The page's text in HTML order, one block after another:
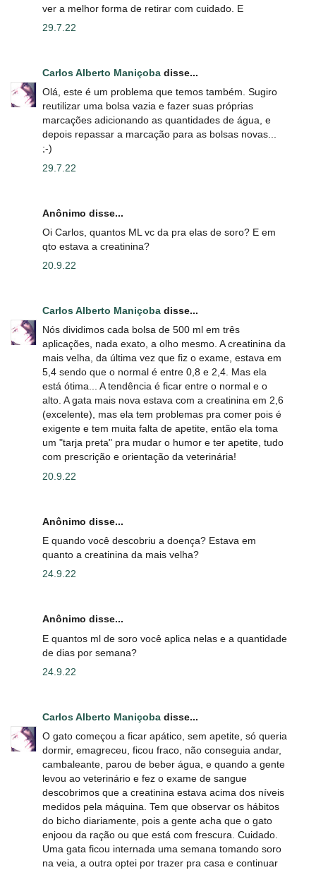
ver a melhor forma de retirar com cuidado. E
29.7.22
Carlos Alberto Maniçoba disse...
Olá, este é um problema que temos também. Sugiro
reutilizar uma bolsa vazia e fazer suas próprias
marcações adicionando as quantidades de água, e
depois repassar a marcação para as bolsas novas...
;-)
29.7.22
Anônimo disse...
Oi Carlos, quantos ML vc da pra elas de soro? E em
qto estava a creatinina?
20.9.22
Carlos Alberto Maniçoba disse...
Nós dividimos cada bolsa de 500 ml em três
aplicações, nada exato, a olho mesmo. A creatinina da
mais velha, da última vez que fiz o exame, estava em
5,4 sendo que o normal é entre 0,8 e 2,4. Mas ela
está ótima... A tendência é ficar entre o normal e o
alto. A gata mais nova estava com a creatinina em 2,6
(excelente), mas ela tem problemas pra comer pois é
exigente e tem muita falta de apetite, então ela toma
um "tarja preta" pra mudar o humor e ter apetite, tudo
com prescrição e orientação da veterinária!
20.9.22
Anônimo disse...
E quando você descobriu a doença? Estava em
quanto a creatinina da mais velha?
24.9.22
Anônimo disse...
E quantos ml de soro você aplica nelas e a quantidade
de dias por semana?
24.9.22
Carlos Alberto Maniçoba disse...
O gato começou a ficar apático, sem apetite, só queria
dormir, emagreceu, ficou fraco, não conseguia andar,
cambaleante, parou de beber água, e quando a gente
levou ao veterinário e fez o exame de sangue
descobrimos que a creatinina estava acima dos níveis
medidos pela máquina. Tem que observar os hábitos
do bicho diariamente, pois a gente acha que o gato
enjoou da ração ou que está com frescura. Cuidado.
Uma gata ficou internada uma semana tomando soro
na veia, a outra optei por trazer pra casa e continuar